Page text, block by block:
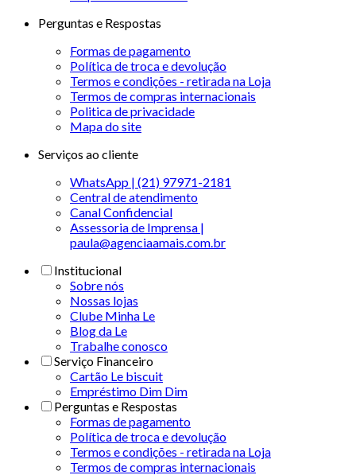
Perguntas e Respostas
Formas de pagamento
Política de troca e devolução
Termos e condições - retirada na Loja
Termos de compras internacionais
Politica de privacidade
Mapa do site
Serviços ao cliente
WhatsApp | (21) 97971-2181
Central de atendimento
Canal Confidencial
Assessoria de Imprensa |
paula@agenciaamais.com.br
Institucional
Sobre nós
Nossas lojas
Clube Minha Le
Blog da Le
Trabalhe conosco
Serviço Financeiro
Cartão Le biscuit
Empréstimo Dim Dim
Perguntas e Respostas
Formas de pagamento
Política de troca e devolução
Termos e condições - retirada na Loja
Termos de compras internacionais